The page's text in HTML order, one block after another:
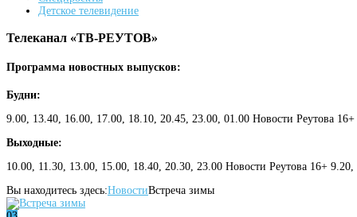
Детское телевидение
Телеканал «ТВ-РЕУТОВ»
Программа новостных выпусков:
Будни:
9.00, 13.40, 16.00, 17.00, 18.10, 20.45, 23.00, 01.00 Новости Реутова
Выходные:
10.00, 11.30, 13.00, 15.00, 18.40, 20.30, 23.00 Новости Реутова 16+
Вы находитесь здесь:НовостиВстреча зимы